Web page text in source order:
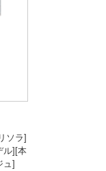
ソラ]
ル][本
ュ]